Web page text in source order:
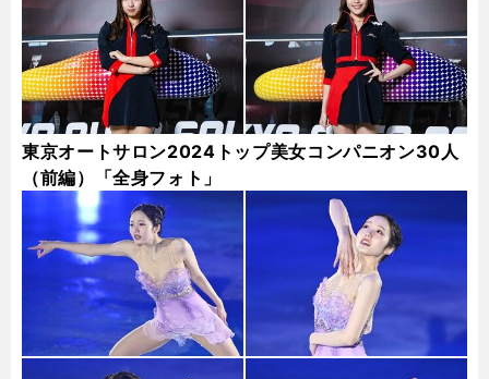
東京オートサロン2024トップ美女コンパニオン30人
（前編）「全身フォト」